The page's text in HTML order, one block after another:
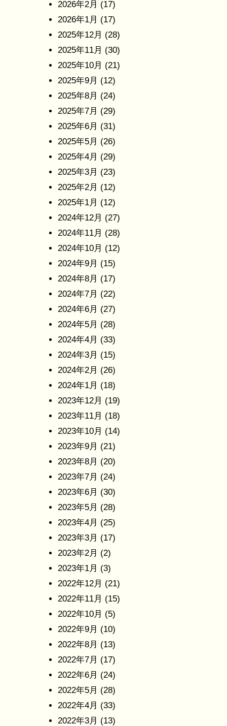
2026年2月 (17)
2026年1月 (17)
2025年12月 (28)
2025年11月 (30)
2025年10月 (21)
2025年9月 (12)
2025年8月 (24)
2025年7月 (29)
2025年6月 (31)
2025年5月 (26)
2025年4月 (29)
2025年3月 (23)
2025年2月 (12)
2025年1月 (12)
2024年12月 (27)
2024年11月 (28)
2024年10月 (12)
2024年9月 (15)
2024年8月 (17)
2024年7月 (22)
2024年6月 (27)
2024年5月 (28)
2024年4月 (33)
2024年3月 (15)
2024年2月 (26)
2024年1月 (18)
2023年12月 (19)
2023年11月 (18)
2023年10月 (14)
2023年9月 (21)
2023年8月 (20)
2023年7月 (24)
2023年6月 (30)
2023年5月 (28)
2023年4月 (25)
2023年3月 (17)
2023年2月 (2)
2023年1月 (3)
2022年12月 (21)
2022年11月 (15)
2022年10月 (5)
2022年9月 (10)
2022年8月 (13)
2022年7月 (17)
2022年6月 (24)
2022年5月 (28)
2022年4月 (33)
2022年3月 (13)